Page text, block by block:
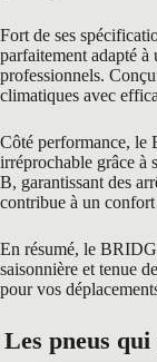
Fort de ses
parfaitement adapté
professionnels.
climatiques avec
Côté performance,
irréprochable grâce à
B, garantissant des
contribue à un
En résumé, le
saisonnière et tenue
pour vos
Les pneus